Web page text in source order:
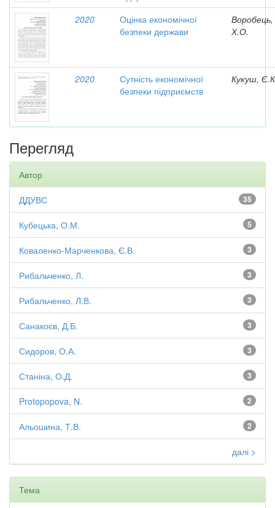
2020
Оцінка економічної
безпеки держави
Воробець,
Х.О.
2020
Сутність економічної
безпеки підприємств
Кукуш,
Перегляд
Автор
35
ДДУВС
5
Кубецька, О.М.
3
Коваленко-Марченкова, Є.В.
3
Рибальченко, Л.
3
Рибальченко, Л.В.
3
Санакоєв, Д.Б.
3
Сидоров, О.А.
3
Станіна, О.Д.
2
Protopopova, N.
2
Альошина, Т.В.
далі >
Тема